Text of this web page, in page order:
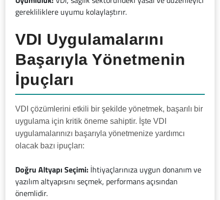
gerekliliklere uyumu kolaylaştırır.
VDI Uygulamalarını
Başarıyla Yönetmenin
İpuçları
VDI çözümlerini etkili bir şekilde yönetmek, başarılı bir
uygulama için kritik öneme sahiptir. İşte VDI
uygulamalarınızı başarıyla yönetmenize yardımcı
olacak bazı ipuçları:
Doğru Altyapı Seçimi: İhtiyaçlarınıza uygun donanım ve
yazılım altyapısını seçmek, performans açısından
önemlidir.